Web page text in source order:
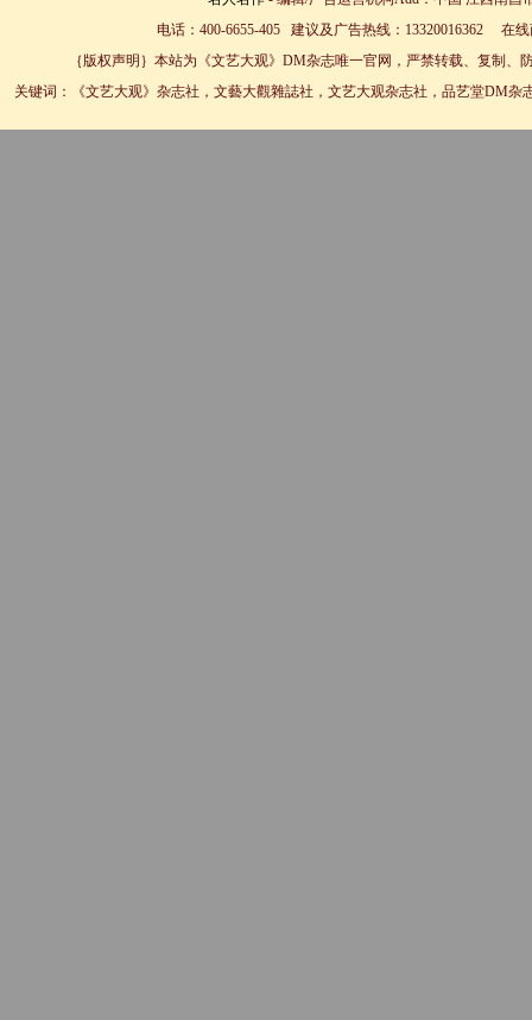
电话：400-6655-405 建议及广告热线：13320016362 在
｛版权声明｝本站为《文艺大观》DM杂志唯一官网，严禁转载、复制
关键词：《文艺大观》杂志社，文藝大觀雜誌社，文艺大观杂志社，品艺堂DM